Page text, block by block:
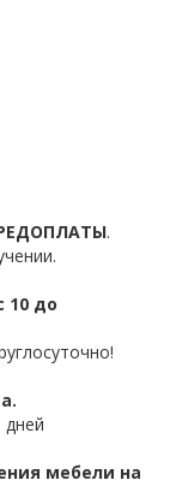
.
10 до
мебели на